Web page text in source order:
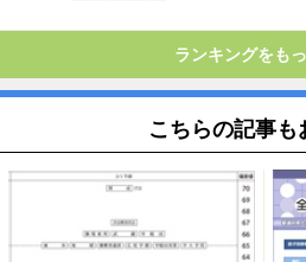
ランキングをも
こちらの記事も